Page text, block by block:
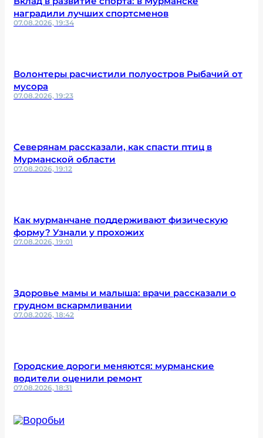
наградили лучших спортсменов
07.08.2026, 19:34
Волонтеры расчистили полуостров Рыбачий от
мусора
07.08.2026, 19:23
Северянам рассказали, как спасти птиц в
Мурманской области
07.08.2026, 19:12
Как мурманчане поддерживают физическую
форму? Узнали у прохожих
07.08.2026, 19:01
Здоровье мамы и малыша: врачи рассказали о
грудном вскармливании
07.08.2026, 18:42
Городские дороги меняются: мурманские
водители оценили ремонт
07.08.2026, 18:31